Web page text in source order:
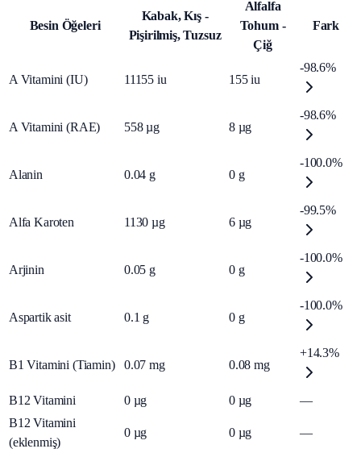
Besin Öğeleri
Kabak, Kış -
Pişirilmiş, Tuzsuz
Alfalfa
Tohum -
Çiğ
Fark
A Vitamini (IU) 11155 iu 155 iu
-98.6%
A Vitamini (RAE) 558 µg 8 µg
-98.6%
Alanin 0.04 g 0 g
-100.0%
Alfa Karoten 1130 µg 6 µg
-99.5%
Arjinin 0.05 g 0 g
-100.0%
Aspartik asit 0.1 g 0 g
-100.0%
B1 Vitamini (Tiamin) 0.07 mg 0.08 mg
+14.3%
B12 Vitamini 0 µg 0 µg
—
B12 Vitamini
(eklenmiş)
0 µg 0 µg —